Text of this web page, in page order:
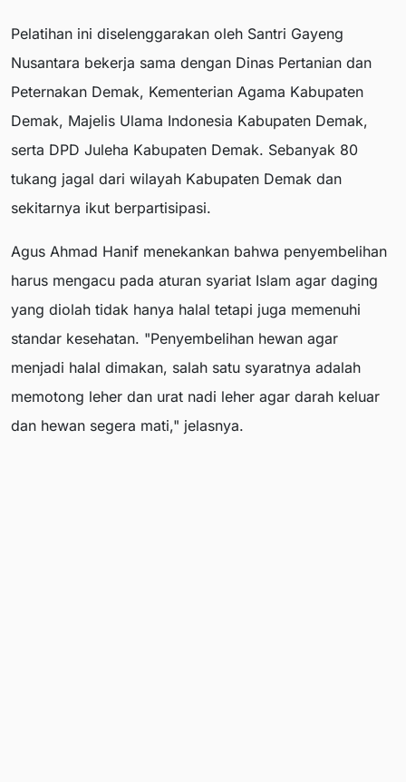
Pelatihan ini diselenggarakan oleh Santri Gayeng
Nusantara bekerja sama dengan Dinas Pertanian dan
Peternakan Demak, Kementerian Agama Kabupaten
Demak, Majelis Ulama Indonesia Kabupaten Demak,
serta DPD Juleha Kabupaten Demak. Sebanyak 80
tukang jagal dari wilayah Kabupaten Demak dan
sekitarnya ikut berpartisipasi.
Agus Ahmad Hanif menekankan bahwa penyembelihan
harus mengacu pada aturan syariat Islam agar daging
yang diolah tidak hanya halal tetapi juga memenuhi
standar kesehatan. "Penyembelihan hewan agar
menjadi halal dimakan, salah satu syaratnya adalah
memotong leher dan urat nadi leher agar darah keluar
dan hewan segera mati," jelasnya.